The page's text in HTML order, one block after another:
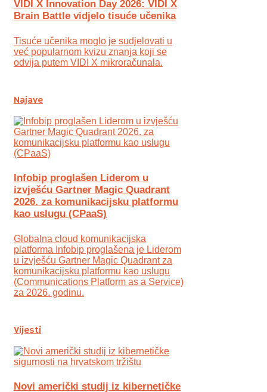
VIDI X Innovation Day 2026: VIDI X
Brain Battle vidjelo tisuće učenika
Tisuće učenika moglo je sudjelovati u
već popularnom kvizu znanja koji se
odvija putem VIDI X mikroračunala.
Najave
Infobip proglašen Liderom u
izvješću Gartner Magic Quadrant
2026. za komunikacijsku platformu
kao uslugu (CPaaS)
Globalna cloud komunikacijska
platforma Infobip proglašena je Liderom
u izvješću Gartner Magic Quadrant za
komunikacijsku platformu kao uslugu
(Communications Platform as a Service)
za 2026. godinu.
Vijesti
Novi američki studij iz kibernetičke